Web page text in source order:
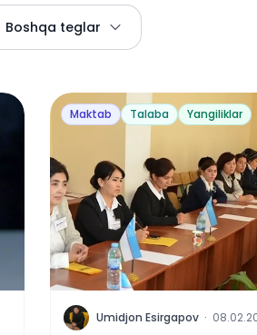
Boshqa teglar
Maktab Talaba Yangiliklar
U Umidjon Esirgapov ·